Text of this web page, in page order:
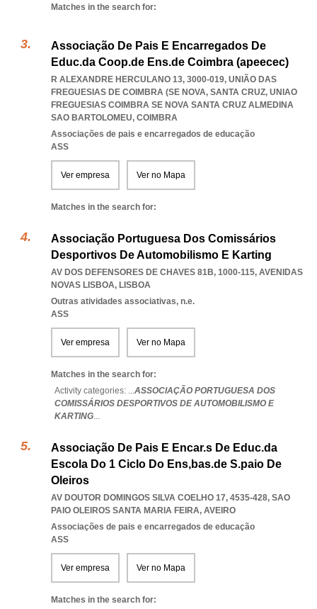
Matches in the search for:
Associação De Pais E Encarregados De
Educ.da Coop.de Ens.de Coimbra (apeecec)
R ALEXANDRE HERCULANO 13, 3000-019, UNIÃO DAS
FREGUESIAS DE COIMBRA (SE NOVA, SANTA CRUZ, UNIAO
FREGUESIAS COIMBRA SE NOVA SANTA CRUZ ALMEDINA
SAO BARTOLOMEU, COIMBRA
Associações de pais e encarregados de educação
ASS
Ver empresa Ver no Mapa
Matches in the search for:
Associação Portuguesa Dos Comissários
Desportivos De Automobilismo E Karting
AV DOS DEFENSORES DE CHAVES 81B, 1000-115, AVENIDAS
NOVAS LISBOA, LISBOA
Outras atividades associativas, n.e.
ASS
Ver empresa Ver no Mapa
Matches in the search for:
Activity categories: ...ASSOCIAÇÃO PORTUGUESA DOS
COMISSÁRIOS DESPORTIVOS DE AUTOMOBILISMO E
KARTING...
Associação De Pais E Encar.s De Educ.da
Escola Do 1 Ciclo Do Ens,bas.de S.paio De
Oleiros
AV DOUTOR DOMINGOS SILVA COELHO 17, 4535-428, SAO
PAIO OLEIROS SANTA MARIA FEIRA, AVEIRO
Associações de pais e encarregados de educação
ASS
Ver empresa Ver no Mapa
Matches in the search for: